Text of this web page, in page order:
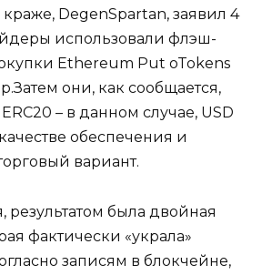
DegenSpartan, заявил 4
использовали флэш-
Ethereum Put oTokens
они, как сообщается,
– в данном случае, USD
обеспечения и
вариант.
результатом была двойная
фактически «украла»
записям в блокчейне,